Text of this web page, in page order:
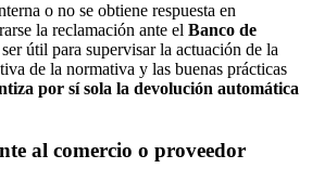
o no se obtiene respuesta en
la reclamación ante el Banco de
útil para supervisar la actuación de la
de la normativa y las buenas prácticas
por sí sola la devolución automática
al comercio o proveedor